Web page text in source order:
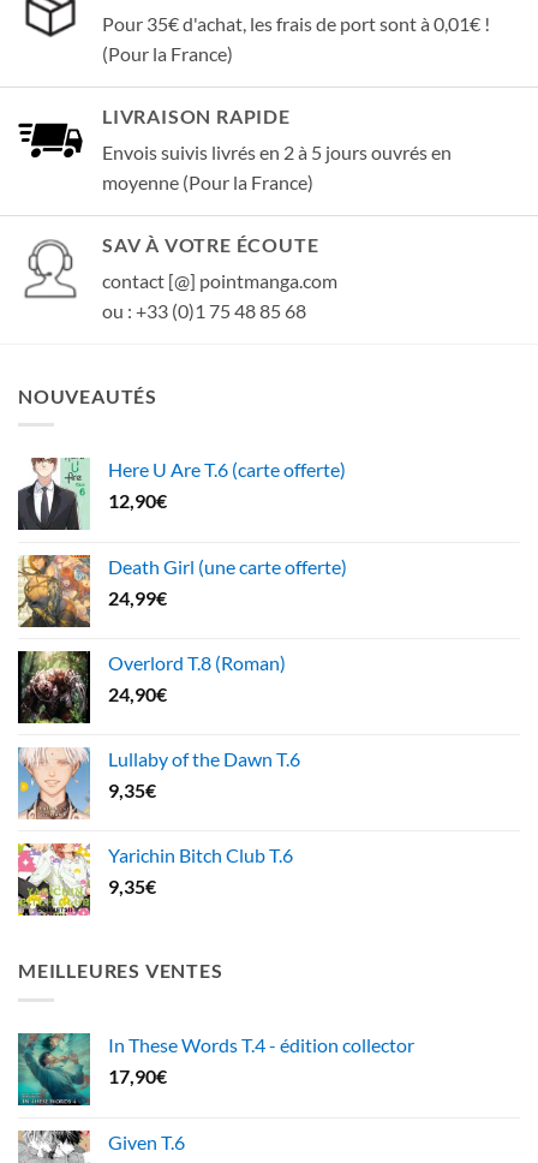
Pour 35€ d'achat, les frais de port sont à 0,01€ !
(Pour la France)
LIVRAISON RAPIDE
Envois suivis livrés en 2 à 5 jours ouvrés en
moyenne (Pour la France)
SAV À VOTRE ÉCOUTE
contact [@] pointmanga.com
ou : +33 (0)1 75 48 85 68
NOUVEAUTÉS
Here U Are T.6 (carte offerte)
12,90€
Death Girl (une carte offerte)
24,99€
Overlord T.8 (Roman)
24,90€
Lullaby of the Dawn T.6
9,35€
Yarichin Bitch Club T.6
9,35€
MEILLEURES VENTES
In These Words T.4 - édition collector
17,90€
Given T.6